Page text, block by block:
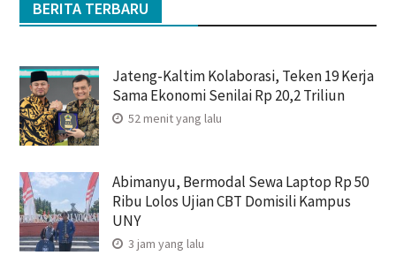
BERITA TERBARU
Jateng-Kaltim Kolaborasi, Teken 19 Kerja
Sama Ekonomi Senilai Rp 20,2 Triliun
52 menit yang lalu
Abimanyu, Bermodal Sewa Laptop Rp 50
Ribu Lolos Ujian CBT Domisili Kampus
UNY
3 jam yang lalu